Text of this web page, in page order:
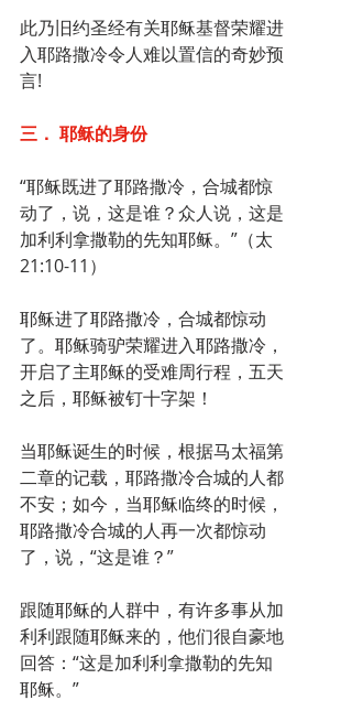
此乃旧约圣经有关耶稣基督荣耀进
入耶路撒冷令人难以置信的奇妙预
言!
三． 耶稣的身份
“耶稣既进了耶路撒冷，合城都惊
动了，说，这是谁？众人说，这是
加利利拿撒勒的先知耶稣。”（太
21:10-11）
耶稣进了耶路撒冷，合城都惊动
了。耶稣骑驴荣耀进入耶路撒冷，
开启了主耶稣的受难周行程，五天
之后，耶稣被钉十字架！
当耶稣诞生的时候，根据马太福第
二章的记载，耶路撒冷合城的人都
不安；如今，当耶稣临终的时候，
耶路撒冷合城的人再一次都惊动
了，说，“这是谁？”
跟随耶稣的人群中，有许多事从加
利利跟随耶稣来的，他们很自豪地
回答：“这是加利利拿撒勒的先知
耶稣。”